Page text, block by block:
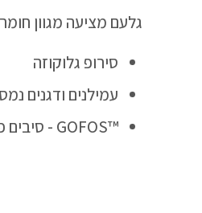
גלעם מציעה מגוון
סירופ גלוקוזה
עמילנים ודגנים
™GOFOS - סיבים פרה-ביוטיים